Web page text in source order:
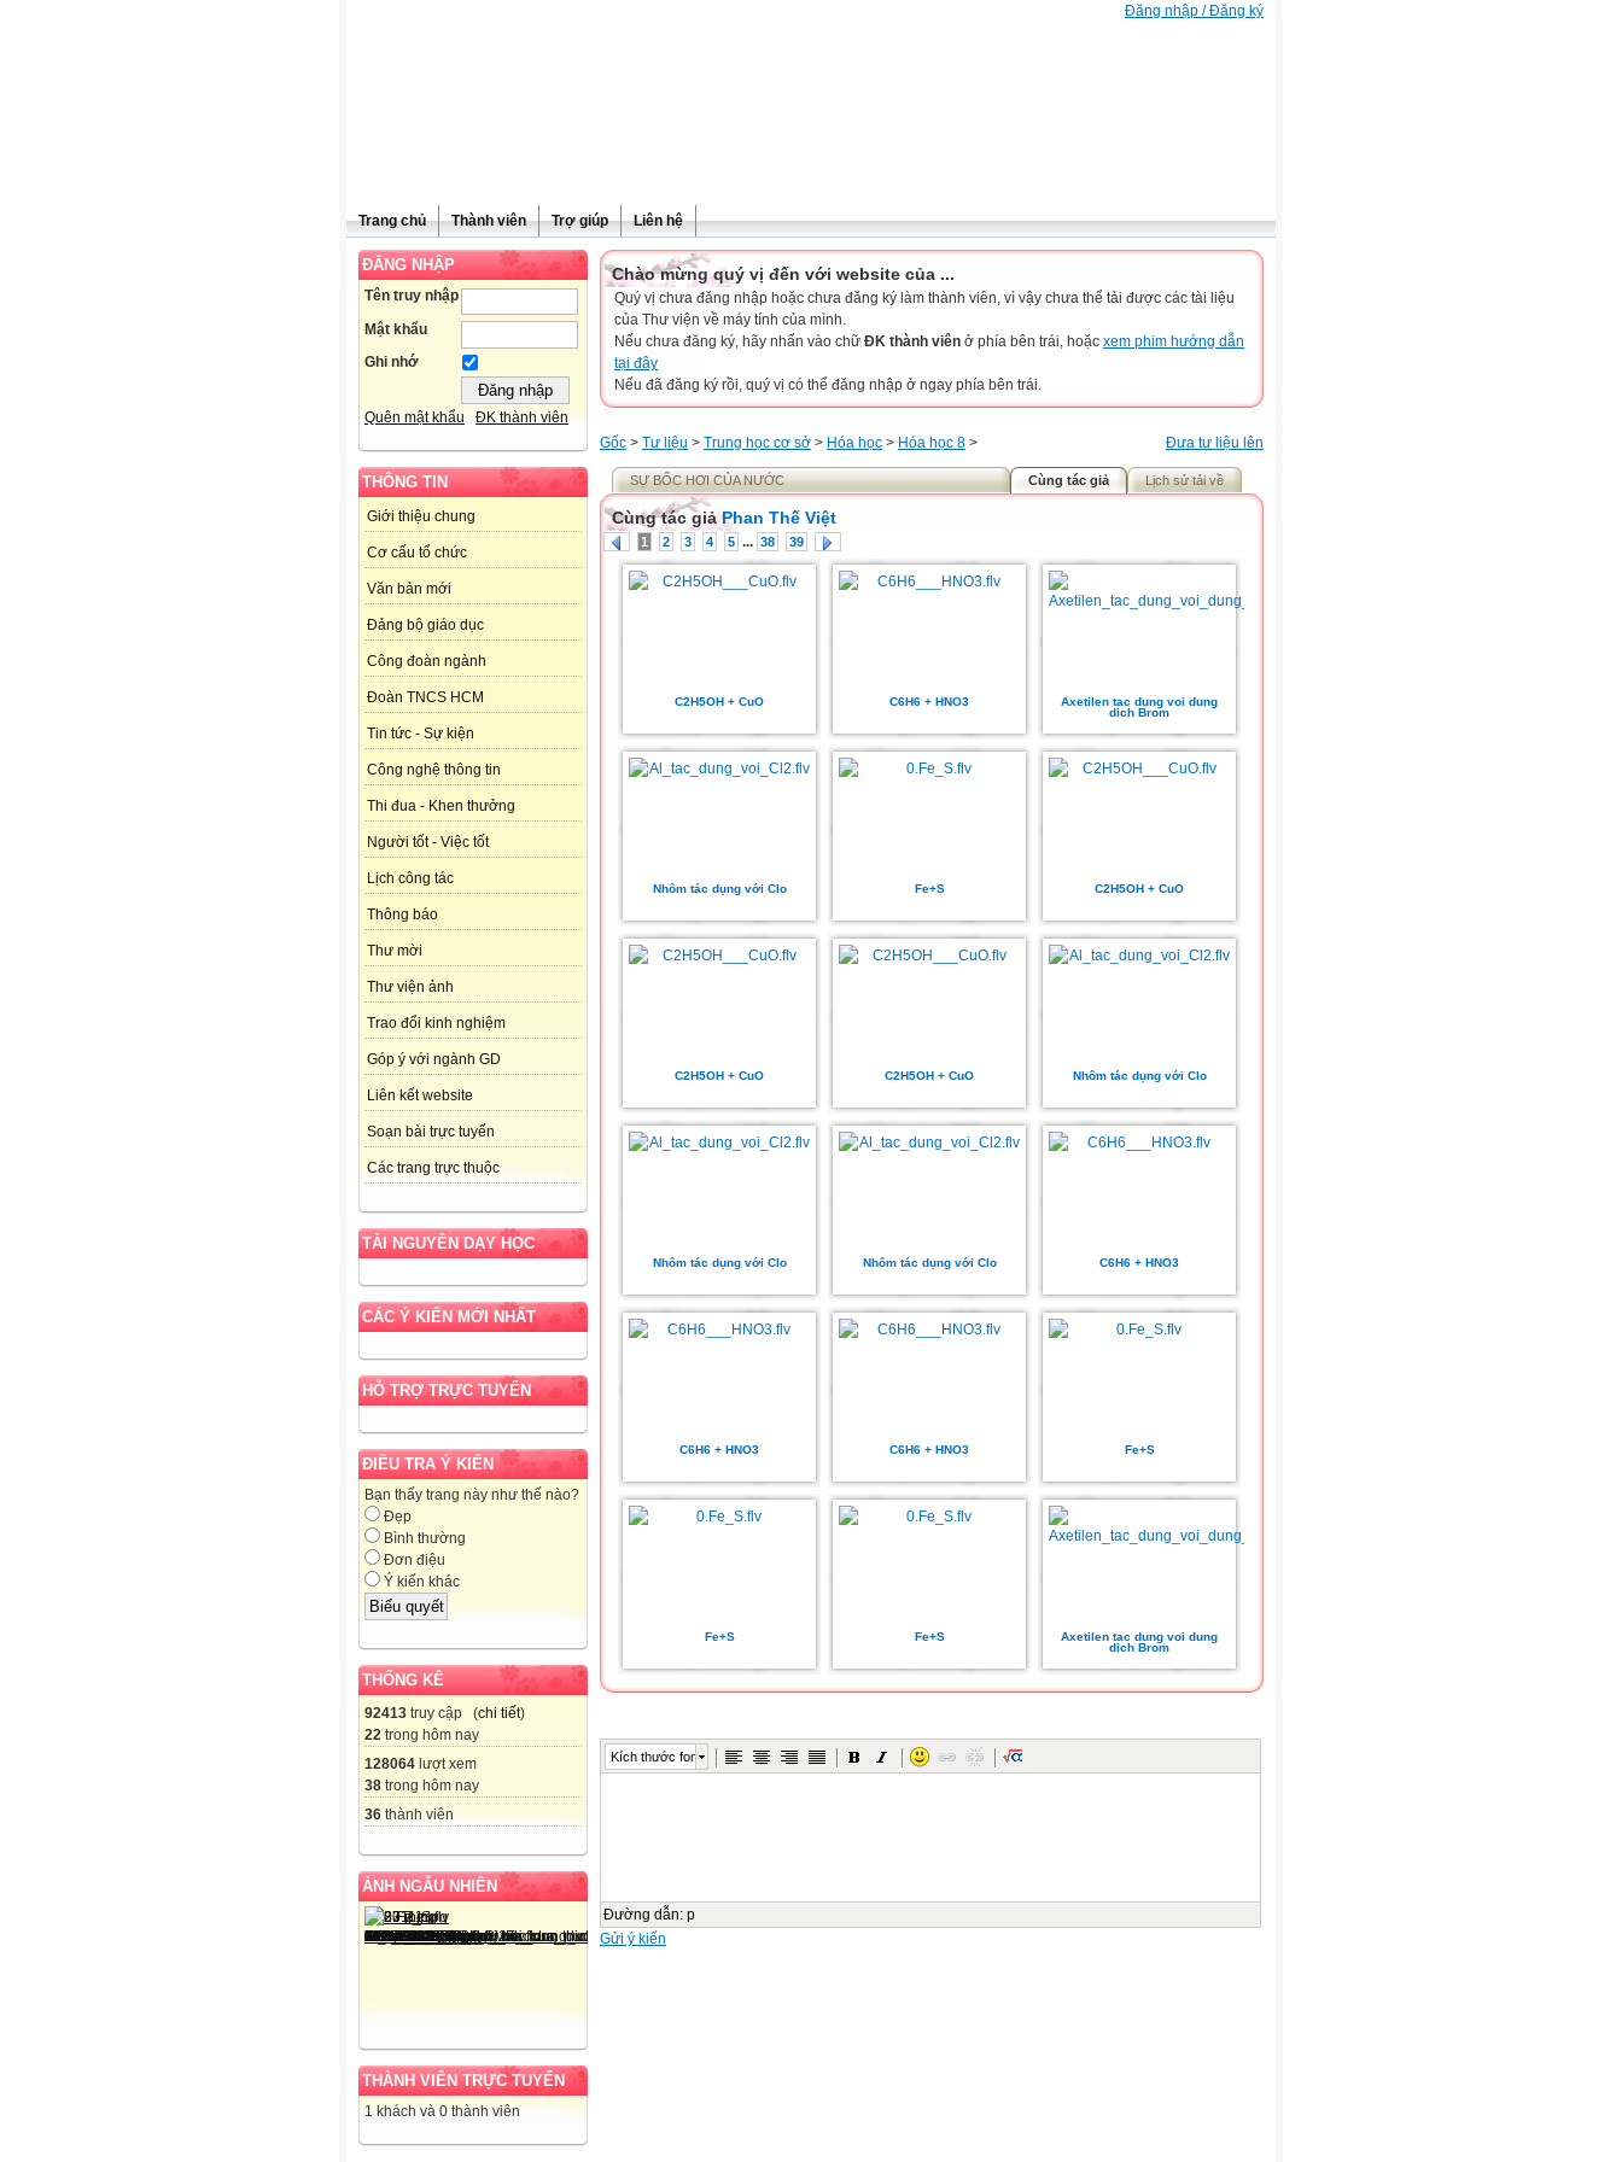
Đăng nhập / Đăng ký
Trang chủ Thành viên Trợ giúp Liên hệ
ĐĂNG NHẬP
Tên truy nhập
Mật khẩu
Ghi nhớ
Quên mật khẩu ĐK thành viên
THÔNG TIN
Giới thiệu chung
Cơ cấu tổ chức
Văn bản mới
Đảng bộ giáo dục
Công đoàn ngành
Đoàn TNCS HCM
Tin tức - Sự kiện
Công nghệ thông tin
Thi đua - Khen thưởng
Người tốt - Việc tốt
Lịch công tác
Thông báo
Thư mời
Thư viện ảnh
Trao đổi kinh nghiệm
Góp ý với ngành GD
Liên kết website
Soạn bài trực tuyến
Các trang trực thuộc
TÀI NGUYÊN DẠY HỌC
CÁC Ý KIẾN MỚI NHẤT
HỖ TRỢ TRỰC TUYẾN
ĐIỀU TRA Ý KIẾN
Bạn thấy trang này như thế nào?
Đẹp
Bình thường
Đơn điệu
Ý kiến khác
THỐNG KÊ
92413 truy cập (chi tiết)
22 trong hôm nay
128064 lượt xem
38 trong hôm nay
36 thành viên
ẢNH NGẪU NHIÊN
THÀNH VIÊN TRỰC TUYẾN
1 khách và 0 thành viên
Chào mừng quý vị đến với website của ...
Quý vị chưa đăng nhập hoặc chưa đăng ký làm thành viên, vì vậy chưa thể tải được các tài liệu
của Thư viện về máy tính của mình.
Nếu chưa đăng ký, hãy nhấn vào chữ ĐK thành viên ở phía bên trái, hoặc xem phim hướng dẫn
tại đây
Nếu đã đăng ký rồi, quý vị có thể đăng nhập ở ngay phía bên trái.
Đưa tư liệu lên
Gốc > Tư liệu > Trung học cơ sở > Hóa học > Hóa học 8 >
SỰ BỐC HƠI CỦA NƯỚC Cùng tác giả Lịch sử tải về
Cùng tác giảPhan Thế Việt
1 2 3 4 5 ... 38 39
C2H5OH + CuO C6H6 + HNO3
Axetilen tac dung voi dung
dich Brom
Nhôm tác dụng với Clo Fe+S C2H5OH + CuO
C2H5OH + CuO C2H5OH + CuO Nhôm tác dụng với Clo
Nhôm tác dụng với Clo Nhôm tác dụng với Clo C6H6 + HNO3
C6H6 + HNO3 C6H6 + HNO3 Fe+S
Fe+S Fe+S
Axetilen tac dung voi dung
dich Brom
Kích thước font
Đường dẫn: p
Gửi ý kiến